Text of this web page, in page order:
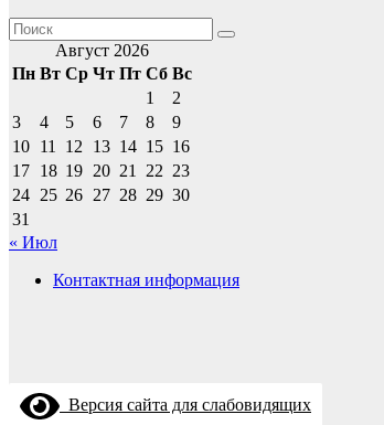
Август 2026
Пн Вт Ср Чт Пт Сб Вс
1
2
3
4 5 6 7 8
9
10 11 12 13 14 15 16
17 18 19 20 21 22 23
24 25 26 27 28 29 30
31
« Июл
Контактная информация
Версия сайта для слабовидящих